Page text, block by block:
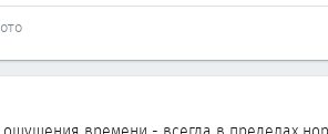
можно было бы увидеть/почувствовать.
похож то ли на жженные тормаза, то